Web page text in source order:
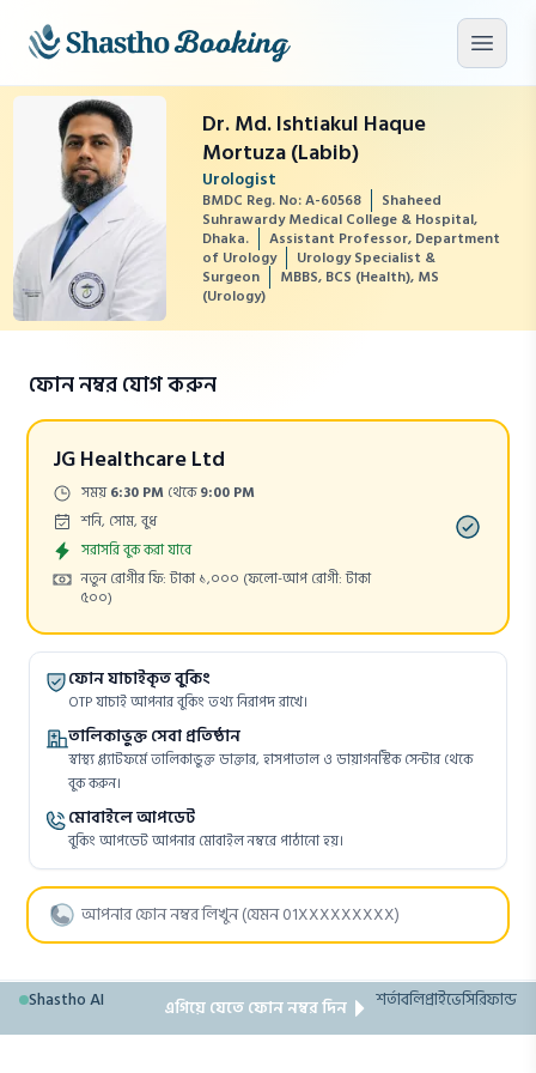
মেনু
Dr. Md. Ishtiakul Haque
Mortuza (Labib)
Urologist
BMDC Reg. No: A-60568
Shaheed
Suhrawardy Medical College & Hospital,
Dhaka.
Assistant Professor, Department
of Urology
Urology Specialist &
Surgeon
MBBS, BCS (Health), MS
(Urology)
ফোন নম্বর যোগ করুন
JG Healthcare Ltd
Time:সময়6:30 PM থেকে9:00 PM
Days:শনি, সোম, বুধ
Appointment
সরাসরি বুক করা যাবে
Cost:নতুন রোগীর ফি: টাকা ১,০০০ (ফলো-আপ রোগী: টাকা
৫০০)
ফোন যাচাইকৃত বুকিং
OTP যাচাই আপনার বুকিং তথ্য নিরাপদ রাখে।
তালিকাভুক্ত সেবা প্রতিষ্ঠান
স্বাস্থ্য প্ল্যাটফর্মে তালিকাভুক্ত ডাক্তার, হাসপাতাল ও ডায়াগনস্টিক সেন্টার থেকে
বুক করুন।
মোবাইলে আপডেট
বুকিং আপডেট আপনার মোবাইল নম্বরে পাঠানো হয়।
এগিয়ে যেতে ফোন নম্বর দিন
Shastho AI শর্তাবলিপ্রাইভেসিরিফান্ড